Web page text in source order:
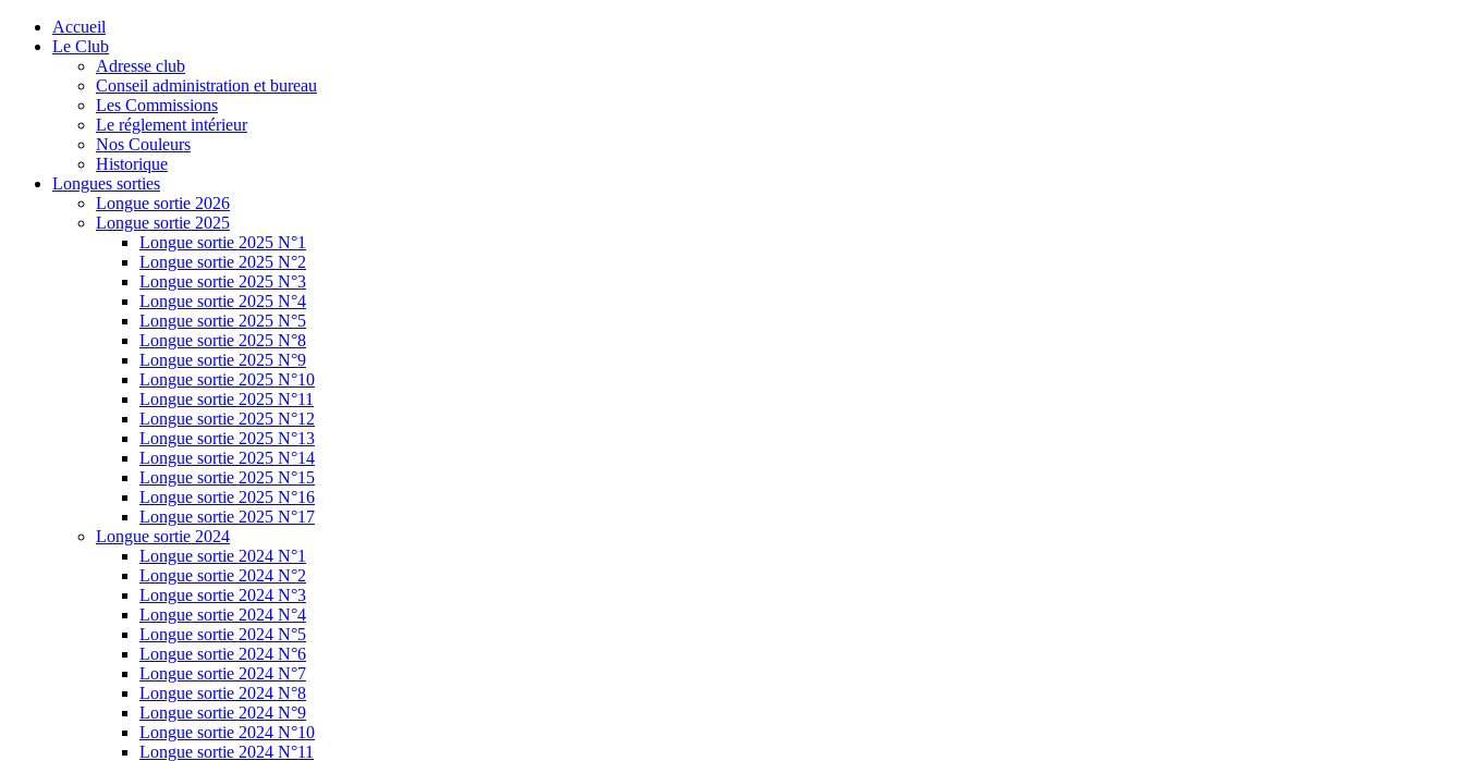
Accueil
Le Club
Adresse club
Conseil administration et bureau
Les Commissions
Le réglement intérieur
Nos Couleurs
Historique
Longues sorties
Longue sortie 2026
Longue sortie 2025
Longue sortie 2025 N°1
Longue sortie 2025 N°2
Longue sortie 2025 N°3
Longue sortie 2025 N°4
Longue sortie 2025 N°5
Longue sortie 2025 N°8
Longue sortie 2025 N°9
Longue sortie 2025 N°10
Longue sortie 2025 N°11
Longue sortie 2025 N°12
Longue sortie 2025 N°13
Longue sortie 2025 N°14
Longue sortie 2025 N°15
Longue sortie 2025 N°16
Longue sortie 2025 N°17
Longue sortie 2024
Longue sortie 2024 N°1
Longue sortie 2024 N°2
Longue sortie 2024 N°3
Longue sortie 2024 N°4
Longue sortie 2024 N°5
Longue sortie 2024 N°6
Longue sortie 2024 N°7
Longue sortie 2024 N°8
Longue sortie 2024 N°9
Longue sortie 2024 N°10
Longue sortie 2024 N°11